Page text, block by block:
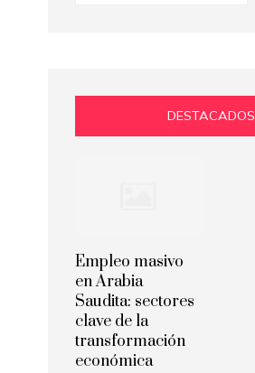
DESTACADOS
Empleo masivo
en Arabia
Saudita: sectores
clave de la
transformación
económica